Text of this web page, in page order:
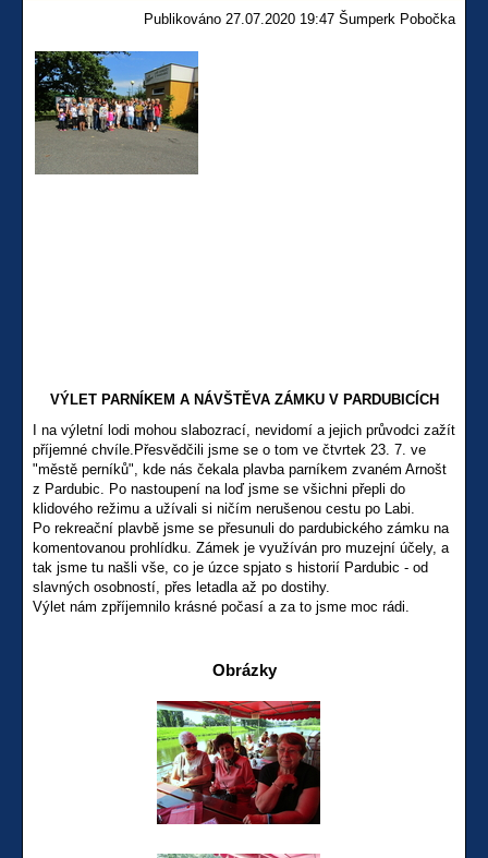
Publikováno 27.07.2020 19:47 Šumperk Pobočka
VÝLET PARNÍKEM A NÁVŠTĚVA ZÁMKU V PARDUBICÍCH
I na výletní lodi mohou slabozrací, nevidomí a jejich průvodci zažít
příjemné chvíle.Přesvědčili jsme se o tom ve čtvrtek 23. 7. ve
"městě perníků", kde nás čekala plavba parníkem zvaném Arnošt
z Pardubic. Po nastoupení na loď jsme se všichni přepli do
klidového režimu a užívali si ničím nerušenou cestu po Labi.
Po rekreační plavbě jsme se přesunuli do pardubického zámku na
komentovanou prohlídku. Zámek je využíván pro muzejní účely, a
tak jsme tu našli vše, co je úzce spjato s historií Pardubic - od
slavných osobností, přes letadla až po dostihy.
Výlet nám zpříjemnilo krásné počasí a za to jsme moc rádi.
Obrázky